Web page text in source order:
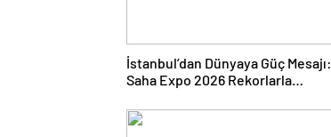
İstanbul’dan Dünyaya Güç Mesajı:
Saha Expo 2026 Rekorlarla